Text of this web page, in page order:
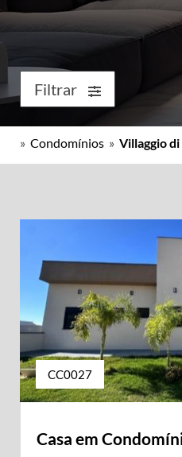
Filtrar
» Condomínios » Villaggio
CC0027
Casa em